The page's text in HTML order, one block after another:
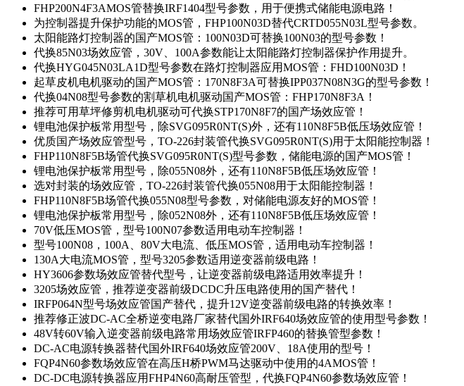
FHP200N4F3AMOS管替换IRF1404型号参数，用于便携式储能电源电路！
为控制器提升保护功能的MOS管，FHP100N03D替代CRTD055N03L型号参数。
太阳能路灯控制器的国产MOS管：100N03D可替换100N03的型号参数！
代换85N03场效应管，30V、100A参数能让太阳能路灯控制器保护作用提升。
代换HYG045N03LA1D型号参数在路灯控制器应用MOS管：FHD100N03D！
起草皮机电机驱动的国产MOS管：170N8F3A可替换IPP037N08N3G的型号参数！
代换04N08型号参数的割草机电机驱动国产MOS管：FHP170N8F3A！
推荐可用草坪修剪机电机驱动可代换STP170N8F7的国产场效应管！
锂电池保护板常用型号，除SVG095R0NT(S)外，还有110N8F5B低压场效应管！
优质国产场效应管型号，TO-226封装管代换SVG095R0NT(S)用于太阳能控制器！
FHP110N8F5B场管代换SVG095R0NT(S)型号参数，储能电源的国产MOS管！
锂电池保护板常用型号，除055N08外，还有110N8F5B低压场效应管！
选对封装的场效应管，TO-226封装管代换055N08用于太阳能控制器！
FHP110N8F5B场管代换055N08型号参数，对储能电源友好的MOS管！
锂电池保护板常用型号，除052N08外，还有110N8F5B低压场效应管！
70V低压MOS管，型号100N07参数适用电动车控制器！
型号100N08，100A、80V大电流、低压MOS管，适用电动车控制器！
130A大电流MOS管，型号3205参数适用逆变器前级电路！
HY3606参数场效应管替代型号，让逆变器前级电路适用效率提升！
3205场效应管，推荐逆变器前级DCDC升压电路使用的国产替代！
IRFP064N型号场效应管国产替代，提升12V逆变器前级电路的转换效率！
推荐修正波DC-AC全桥逆变电路厂家替代国外IRF640场效应管的使用型号参数！
48V转60V输入逆变器前级电路常用场效应管IRFP460的替换管型参数！
DC-AC电源转换器替代国外IRF640场效应管200V、18A使用的型号！
FQP4N60参数场效应管在高压H桥PWM马达驱动中使用的4AMOS管！
DC-DC电源转换器应用FHP4N60高耐压管型，代换FQP4N60参数场效应管！